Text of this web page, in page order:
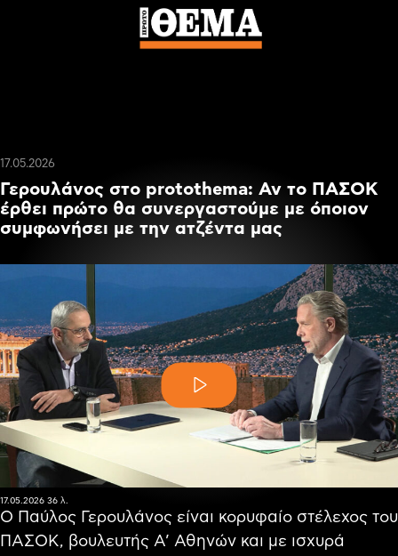
17.05.2026
Γερουλάνος στο protothema: Αν το ΠΑΣΟΚ
έρθει πρώτο θα συνεργαστούμε με όποιον
συμφωνήσει με την ατζέντα μας
17.05.2026 36 λ.
Ο Παύλος Γερουλάνος είναι κορυφαίο στέλεχος του
ΠΑΣΟΚ, βουλευτής Α’ Αθηνών και με ισχυρά